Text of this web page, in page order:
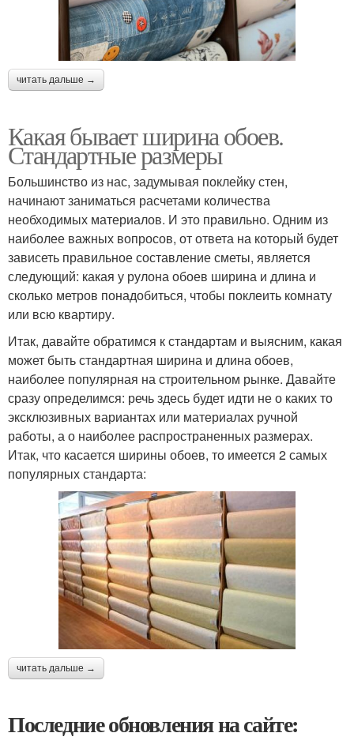
читать дальше →
Какая бывает ширина обоев.
Стандартные размеры
Большинство из нас, задумывая поклейку стен,
начинают заниматься расчетами количества
необходимых материалов. И это правильно. Одним из
наиболее важных вопросов, от ответа на который будет
зависеть правильное составление сметы, является
следующий: какая у рулона обоев ширина и длина и
сколько метров понадобиться, чтобы поклеить комнату
или всю квартиру.
Итак, давайте обратимся к стандартам и выясним, какая
может быть стандартная ширина и длина обоев,
наиболее популярная на строительном рынке. Давайте
сразу определимся: речь здесь будет идти не о каких то
эксклюзивных вариантах или материалах ручной
работы, а о наиболее распространенных размерах.
Итак, что касается ширины обоев, то имеется 2 самых
популярных стандарта:
читать дальше →
Последние обновления на сайте: